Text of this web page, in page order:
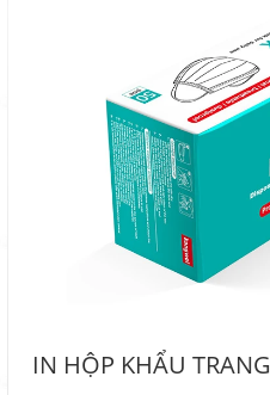
IN HỘP KHẨU TRANG